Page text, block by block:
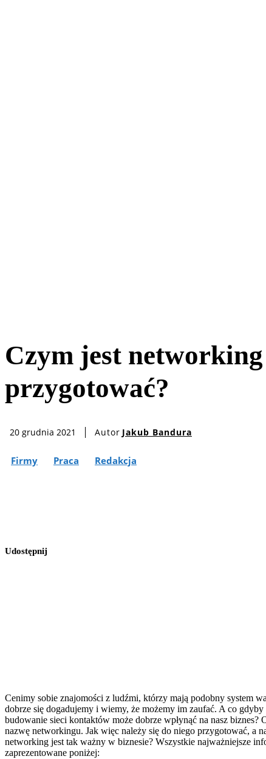
Czym jest
przygotować?
20 grudnia 2021 Autor Jakub Bandura
Firmy Praca Redakcja
Udostępnij
Cenimy sobie znajomości z ludźmi, którzy mają podobny system
dobrze się dogadujemy i wiemy, że możemy im zaufać. A co
budowanie sieci kontaktów może dobrze wpłynąć na nasz biznes?
nazwę networkingu. Jak więc należy się do niego przygotować, a
networking jest tak ważny w biznesie? Wszystkie najważniejsze
zaprezentowane poniżej: